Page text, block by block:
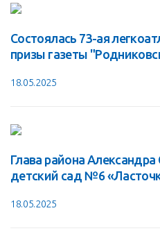
Состоялась 73-ая
призы газеты
18.05.2025
Глава района Александра
детский сад №6
18.05.2025